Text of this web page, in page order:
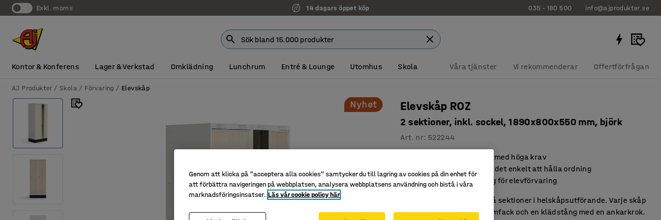
exkl. moms 14 dagars öppet köp 035 - 180 500 info@ajprodukter.se
Kontor & Konferens Lager & Verkstad Omklädning Lunchrum Entré & Lounge Utomhus Skola Våra tjänster Vi rekommenderar Offertförfrågan
AJ Produkter Skola Förvaring Elevskåp
Nyhet Elevskåp ROZ
2 sektioner, inkl. sockel, 1890x800x550 mm, björk
Art. nr: 522244
Utvecklat för skolmiljöer med höga krav
Smart förvaring som gör det enkelt att hålla ordning
Trygg och hållbar lösning för elevförvaring
Elevskåp bestående av två sektioner i helskåpsutförande. Varje skåp
är inrett med tre bok-/pärmfack och en klädstång med en ankarkrok.
Genom att klicka på "acceptera alla cookies" samtycker du till lagring av cookies på din enhet för
att förbättra navigeringen på webbplatsen, analysera webbplatsens användning och bistå i våra
marknadsföringsinsatser. Läs vår cookie policy här